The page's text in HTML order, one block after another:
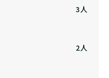
3人
2人